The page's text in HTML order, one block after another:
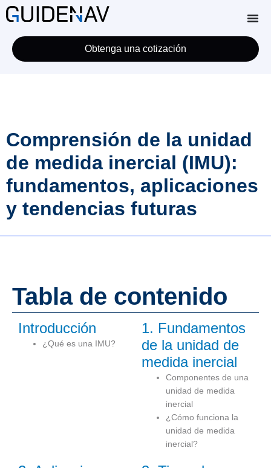
Obtenga una cotización
Comprensión de la unidad
de medida inercial (IMU):
fundamentos, aplicaciones
y tendencias futuras
Tabla de contenido
Introducción
¿Qué es una IMU?
1. Fundamentos
de la unidad de
medida inercial
Componentes de una
unidad de medida
inercial
¿Cómo funciona la
unidad de medida
inercial?